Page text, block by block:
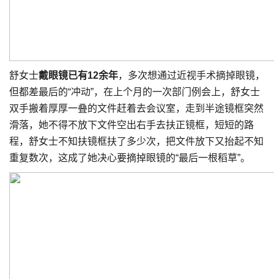
舒女士戴眼镜已有12余年，多次想通过近视手术摘掉眼镜，
但都差最后的“冲动”，在上个月的一次部门例会上，舒女士
双手搬着厚厚一叠的文件赶着去会议室，走到半途镜框突然
滑落，她不得不放下文件空出右手去扶正镜框，短短的路
程，舒女士不知扶镜框扶了多少次，把文件放下又抬起不知
重复数次，这成了她决心要摘掉眼镜的“最后一根稻草”。